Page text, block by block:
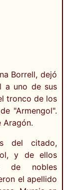
Borrell, dejó
a uno de sus
tronco de los
"Armengol".
Aragón.
del citado,
y de ellos
de nobles
el apellido